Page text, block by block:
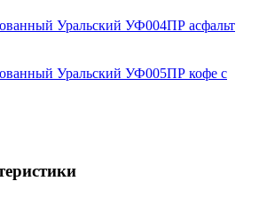
Уральский УФ004ПР асфальт
Уральский УФ005ПР кофе с